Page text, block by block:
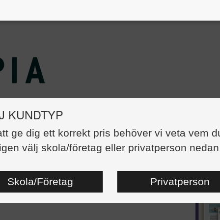
KUNDTYP
ge dig ett korrekt pris behöver vi veta vem
välj skola/företag eller privatperson
Skola/Företag Privatperson
Startpaket Åk 2
750,00 kr
2026-02-09
Carina Söe-Knudsen